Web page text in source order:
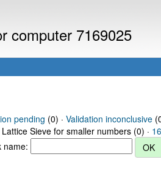
computer 7169025
pending (0) · Validation inconclusive
Lattice Sieve for smaller numbers (0) ·
name: